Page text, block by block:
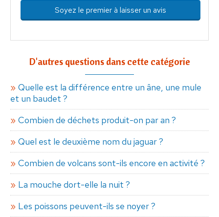
Soyez le premier à laisser un avis
D'autres questions dans cette catégorie
Quelle est la différence entre un âne, une mule
et un baudet ?
Combien de déchets produit-on par an ?
Quel est le deuxième nom du jaguar ?
Combien de volcans sont-ils encore en activité ?
La mouche dort-elle la nuit ?
Les poissons peuvent-ils se noyer ?